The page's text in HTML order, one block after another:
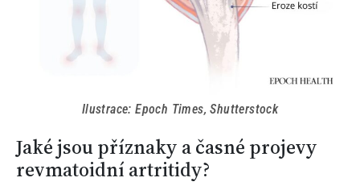
Ilustrace: Epoch Times, Shutterstock
Jaké jsou příznaky a časné projevy
revmatoidní artritidy?